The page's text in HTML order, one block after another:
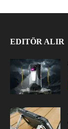
EDITÖR ALIR